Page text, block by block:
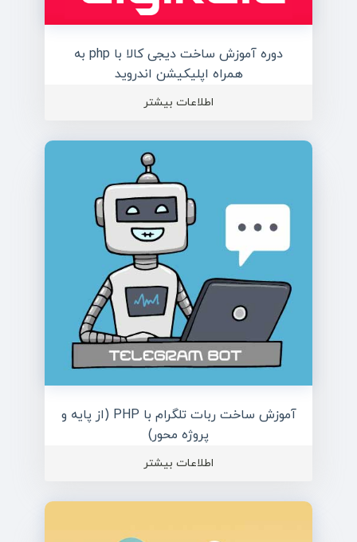
دوره آموزش ساخت دیجی کالا با php به
همراه اپلیکیشن اندروید
اطلاعات بیشتر
آموزش ساخت ربات تلگرام با PHP (از پایه و
پروژه محور)
اطلاعات بیشتر